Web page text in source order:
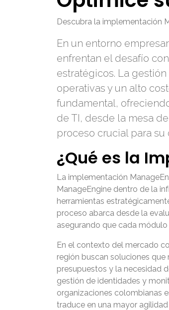
Descubra la implementación
En un entorno
enfrentan el desafío
estratégicos. La
operativas y un alto
fundamental,
de TI, desde la mesa
proceso crucial para su
¿Qué es la
La implementación
ManageEngine dentro de la
herramientas
proceso abarca desde la
asegurando que cada
En el contexto del mercado
región buscan soluciones
presupuestos y la necesidad
gestión de identidades y
organizaciones colombianas
traduce en una mayor agilidad